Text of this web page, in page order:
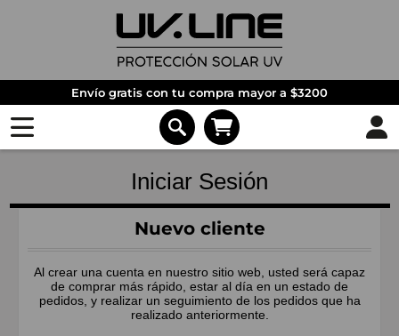
Envío gratis con tu compra mayor a $3200
Iniciar Sesión
Nuevo cliente
Al crear una cuenta en nuestro sitio web, usted será capaz
de comprar más rápido, estar al día en un estado de
pedidos, y realizar un seguimiento de los pedidos que ha
realizado anteriormente.